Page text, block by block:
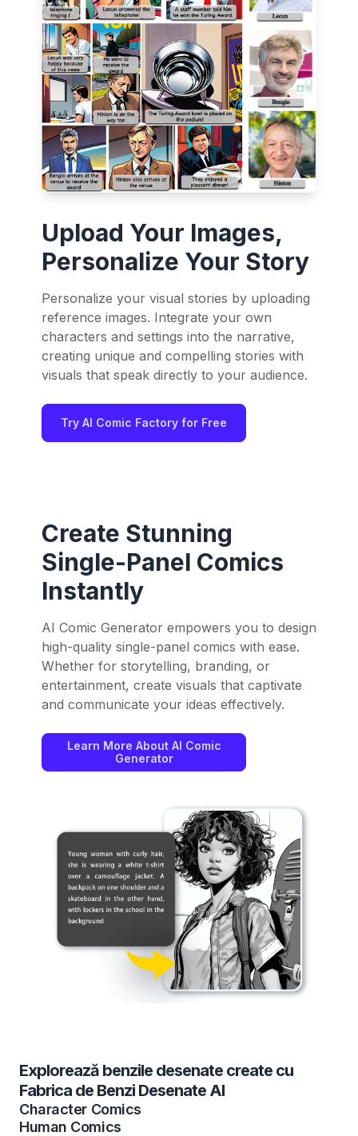
Upload Your Images,
Personalize Your Story
Personalize your visual stories by uploading
reference images. Integrate your own
characters and settings into the narrative,
creating unique and compelling stories with
visuals that speak directly to your audience.
Try AI Comic Factory for Free
Create Stunning
Single-Panel Comics
Instantly
AI Comic Generator empowers you to design
high-quality single-panel comics with ease.
Whether for storytelling, branding, or
entertainment, create visuals that captivate
and communicate your ideas effectively.
Learn More About AI Comic
Generator
Explorează benzile desenate create cu
Fabrica de Benzi Desenate AI
Character Comics
Human Comics